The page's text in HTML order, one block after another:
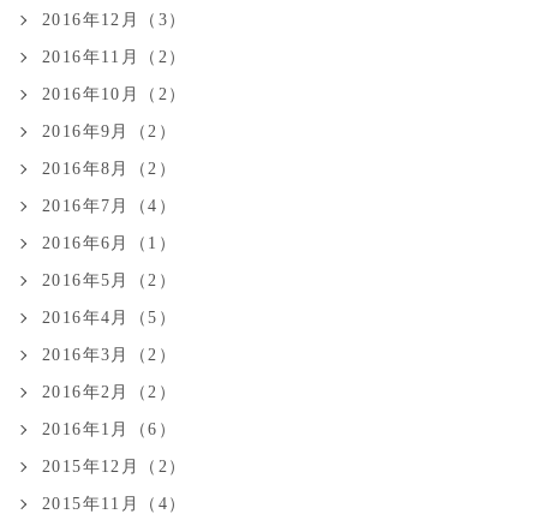
2016年12月（3）
2016年11月（2）
2016年10月（2）
2016年9月（2）
2016年8月（2）
2016年7月（4）
2016年6月（1）
2016年5月（2）
2016年4月（5）
2016年3月（2）
2016年2月（2）
2016年1月（6）
2015年12月（2）
2015年11月（4）